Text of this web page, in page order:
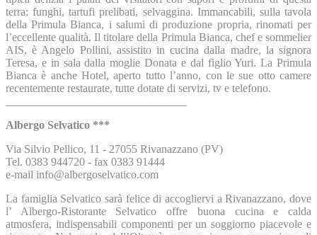
terra: funghi, tartufi prelibati, selvaggina. Immancabili, sulla tavola
della Primula Bianca, i salumi di produzione propria, rinomati per
l’eccellente qualità. Il titolare della Primula Bianca, chef e sommelier
AIS, è Angelo Pollini, assistito in cucina dalla madre, la signora
Teresa, e in sala dalla moglie Donata e dal figlio Yuri. La Primula
Bianca è anche Hotel, aperto tutto l’anno, con le sue otto camere
recentemente restaurate, tutte dotate di servizi, tv e telefono.
Albergo Selvatico ***
Via Silvio Pellico, 11 - 27055 Rivanazzano (PV)
Tel. 0383 944720 - fax 0383 91444
​​e-mail info@albergoselvatico.com
La famiglia Selvatico sarà felice di accogliervi a Rivanazzano, dove
l’ Albergo-Ristorante Selvatico offre buona cucina e calda
atmosfera, indispensabili componenti per un soggiorno piacevole e